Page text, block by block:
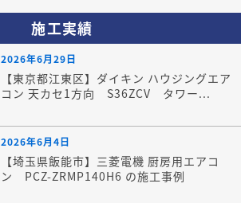
施工実績
2026年6月29日
【東京都江東区】ダイキン ハウジングエア
コン 天カセ1方向 S36ZCV タワー...
2026年6月4日
【埼玉県飯能市】三菱電機 厨房用エアコ
ン PCZ-ZRMP140H6 の施工事例